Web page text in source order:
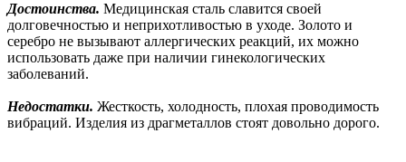
Достоинства. Медицинская сталь славится своей
долговечностью и неприхотливостью в уходе. Золото и
серебро не вызывают аллергических реакций, их можно
использовать даже при наличии гинекологических
заболеваний.
Недостатки. Жесткость, холодность, плохая проводимость
вибраций. Изделия из драгметаллов стоят довольно дорого.